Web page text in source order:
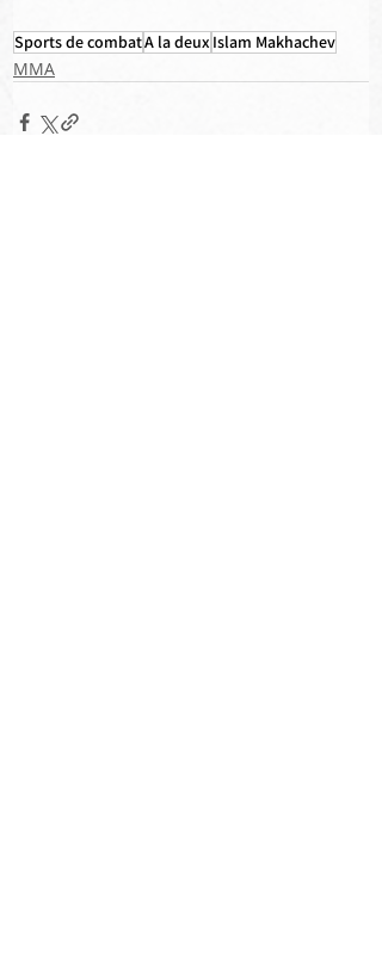
Sports de combatA la deux Islam Makhachev
MMA